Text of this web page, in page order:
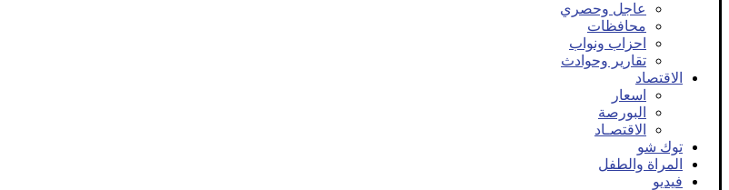
عاجل وحصري
محافظات
احزاب ونواب
تقارير وحوادث
الاقتصاد
اسعار
البورصة
الاقتصـاد
توك شو
المراة والطفل
فيديو